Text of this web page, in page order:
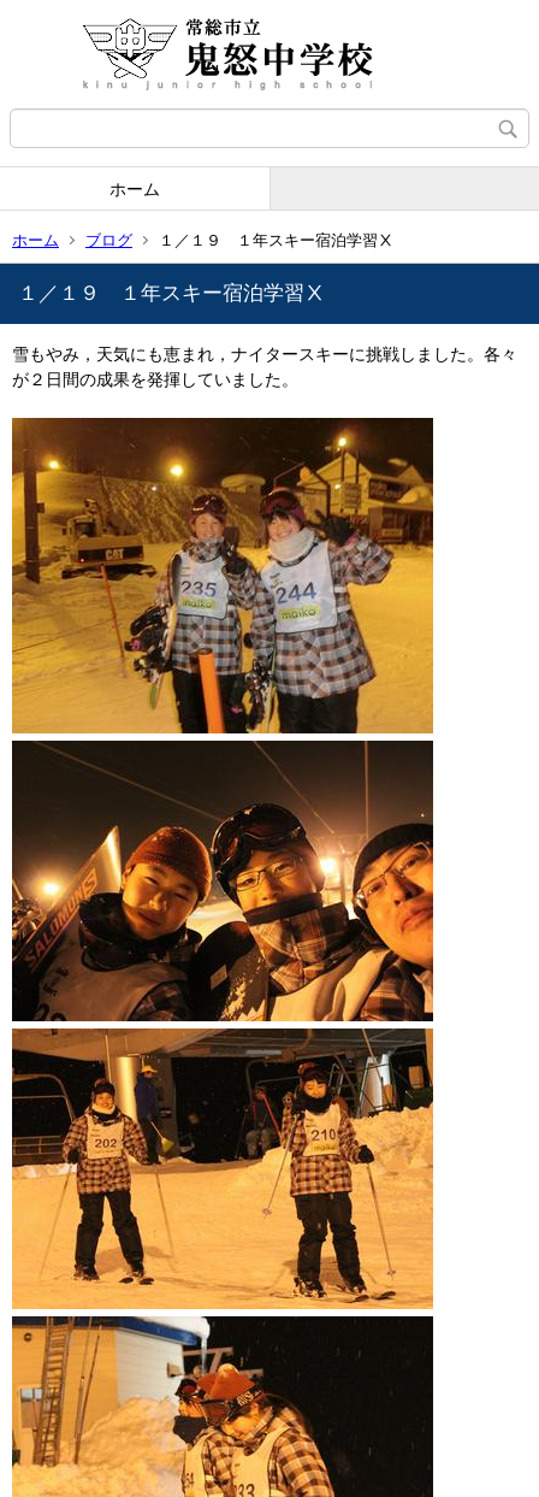
ホーム
ホーム ブログ １／１９ １年スキー宿泊学習Ⅹ
１／１９ １年スキー宿泊学習Ⅹ
雪もやみ，天気にも恵まれ，ナイタースキーに挑戦しました。各々
が２日間の成果を発揮していました。